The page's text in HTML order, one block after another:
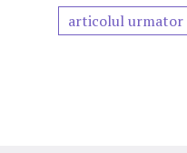
articolul urmator